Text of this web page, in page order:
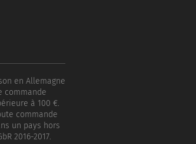
en Allemagne
commande
à 100 €.
commande
un pays hors
2016-2017.